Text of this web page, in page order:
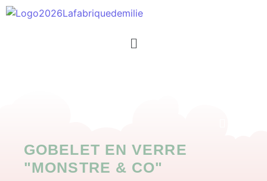
GOBELET EN VERRE
"MONSTRE & CO"